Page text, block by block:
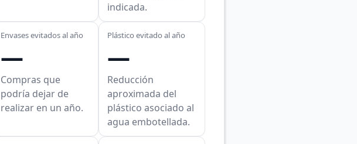
indicada.
Envases evitados al año
—
Compras que
podría dejar de
realizar en un año.
Plástico evitado al año
—
Reducción
aproximada del
plástico asociado al
agua embotellada.